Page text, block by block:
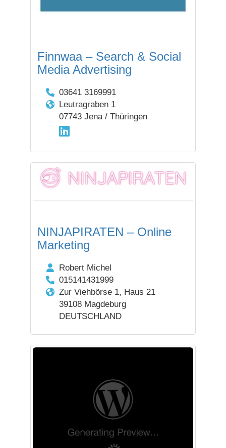
Finnwaa – Search & Social
Media Advertising
03641 3169991
Leutragraben 1
07743 Jena / Thüringen
NINJAPIRATEN – Online
Marketing
Robert Michel
015141431999
Zur Viehbörse 1, Haus 21
39108 Magdeburg
DEUTSCHLAND